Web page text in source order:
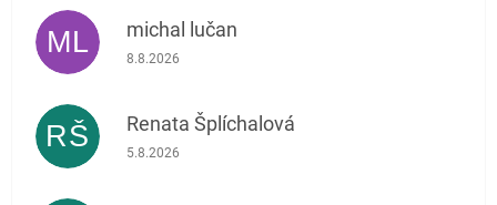
ML michal lučan
Hodnocení obchodu je 5 z 5 hvězdiček.
8.8.2026
RŠ Renata Šplíchalová
Hodnocení obchodu je 5 z 5 hvězdiček.
5.8.2026